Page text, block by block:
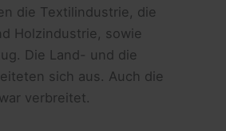
die Textilindustrie, die
Holzindustrie, sowie
Die Land- und die
sich aus. Auch die
verbreitet.